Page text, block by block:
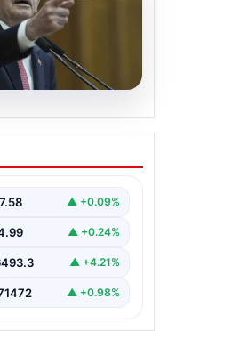
Hesap
vermekten
▲ +0.09%
▲ +0.24%
▲ +4.21%
▲ +0.98%